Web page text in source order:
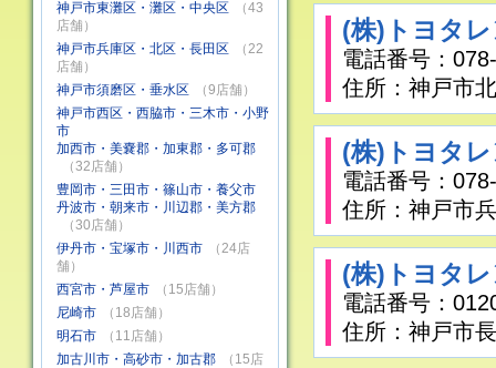
神戸市東灘区・灘区・中央区
（43
店舗）
神戸市兵庫区・北区・長田区
（22
店舗）
神戸市須磨区・垂水区
（9店舗）
神戸市西区・西脇市・三木市・小野
市
加西市・美嚢郡・加東郡・多可郡
（32店舗）
豊岡市・三田市・篠山市・養父市
丹波市・朝来市・川辺郡・美方郡
（30店舗）
伊丹市・宝塚市・川西市
（24店
舗）
西宮市・芦屋市
（15店舗）
尼崎市
（18店舗）
明石市
（11店舗）
加古川市・高砂市・加古郡
（15店
(株)トヨタ
電話番号：
住所：神戸市
(株)トヨタ
電話番号：
住所：神戸市
(株)トヨタ
電話番号：
住所：神戸市